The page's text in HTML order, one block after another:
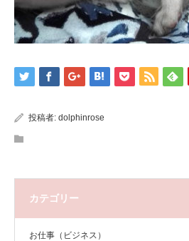
投稿者: dolphinrose
カテゴリー
お仕事（ビジネス）